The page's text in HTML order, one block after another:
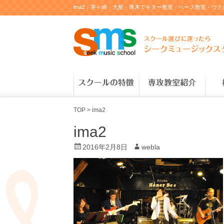
ima2｜茅ヶ崎・大船・厚木でギター教室・ベース教室・ウ
TOP > ima2
ima2
P
o
s
t
d
2016年2月8日
A
u
t
h
r
webla